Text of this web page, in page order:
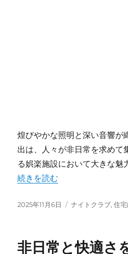
煌びやかな照明と深い音響が
出は、人々が非日常を求めて
る娯楽施設において大きな魅
“ナイトクラブの魅力を生み
続きを読む
投
2025年11月6日
カ
ー
ナイトクラブ,住
非日常と快適さ